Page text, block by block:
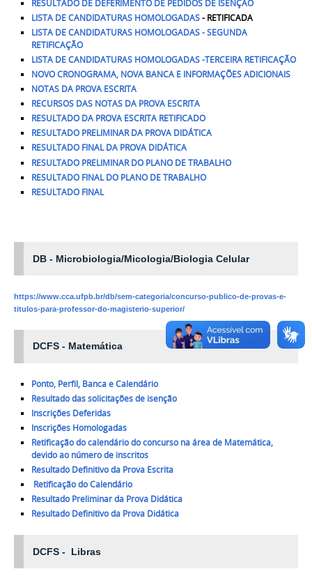
RESULTADO DE DEFERIMENTO DE PEDIDOS DE ISENÇÃO
LISTA DE CANDIDATURAS HOMOLOGADAS- RETIFICADA
LISTA DE CANDIDATURAS HOMOLOGADAS - SEGUNDA
RETIFICAÇÃO
LISTA DE CANDIDATURAS HOMOLOGADAS -TERCEIRA RETIFICAÇÃO
NOVO CRONOGRAMA, NOVA BANCA E INFORMAÇÕES ADICIONAIS
NOTAS DA PROVA ESCRITA
RECURSOS DAS NOTAS DA PROVA ESCRITA
RESULTADO DA PROVA ESCRITA RETIFICADO
RESULTADO PRELIMINAR DA PROVA DIDÁTICA
RESULTADO FINAL DA PROVA DIDÁTICA
RESULTADO PRELIMINAR DO PLANO DE TRABALHO
RESULTADO FINAL DO PLANO DE TRABALHO
RESULTADO FINAL
DB - Microbiologia/Micologia/Biologia Celular
https://www.cca.ufpb.br/db/sem-categoria/concurso-publico-de-provas-e-
titulos-para-professor-do-magisterio-superior/
DCFS - Matemática
Ponto, Perfil, Banca e Calendário
Resultado das solicitações de isenção
Inscrições Deferidas
Inscrições Homologadas
Retificação do calendário do concurso na área de Matemática,
devido ao número de inscritos
Resultado Definitivo da Prova Escrita
Retificação do Calendário
Resultado Preliminar da Prova Didática
Resultado Definitivo da Prova Didática
DCFS - Libras